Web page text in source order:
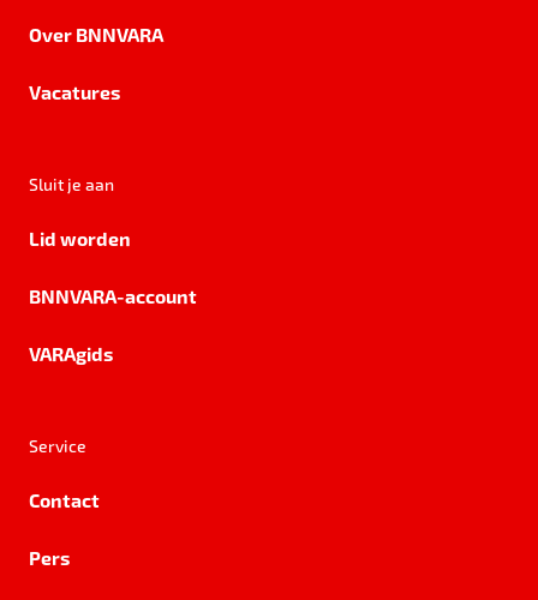
Over BNNVARA
Vacatures
Sluit je aan
Lid worden
BNNVARA-account
VARAgids
Service
Contact
Pers